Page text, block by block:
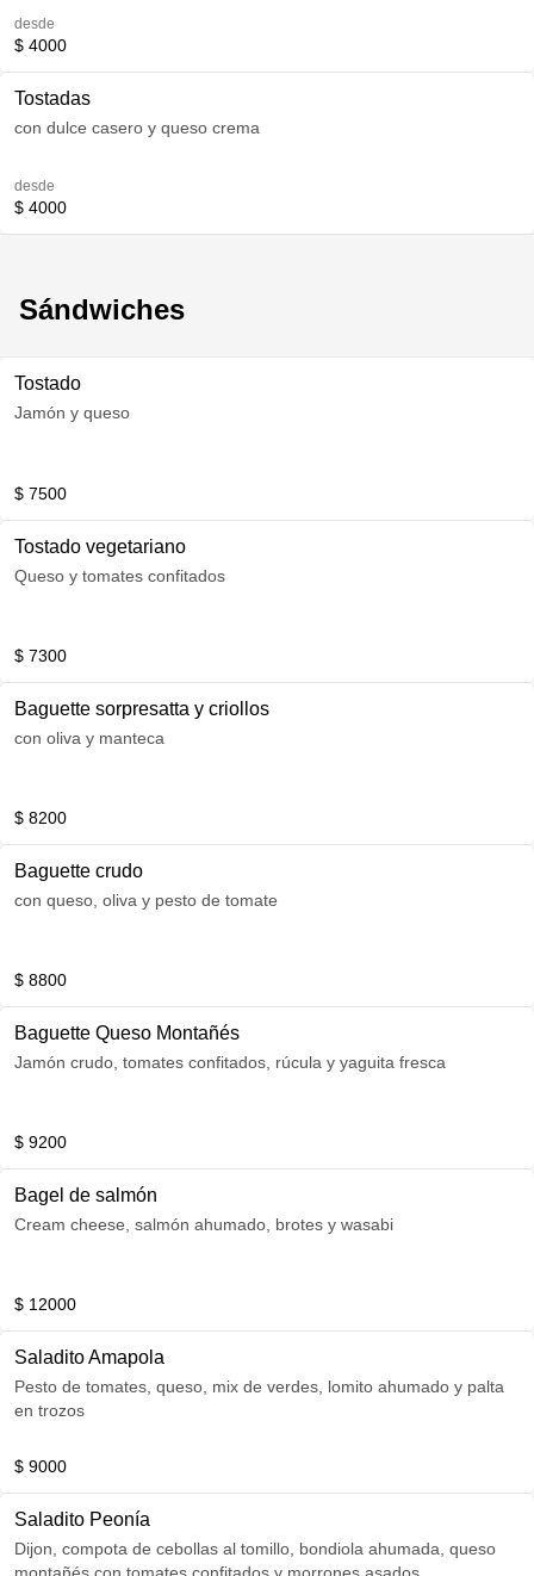
desde
$ 4000
Tostadas
con dulce casero y queso crema
desde
$ 4000
Sándwiches
Tostado
Jamón y queso
$ 7500
Tostado vegetariano
Queso y tomates confitados
$ 7300
Baguette sorpresatta y criollos
con oliva y manteca
$ 8200
Baguette crudo
con queso, oliva y pesto de tomate
$ 8800
Baguette Queso Montañés
Jamón crudo, tomates confitados, rúcula y yaguita fresca
$ 9200
Bagel de salmón
Cream cheese, salmón ahumado, brotes y wasabi
$ 12000
Saladito Amapola
Pesto de tomates, queso, mix de verdes, lomito ahumado y palta
en trozos
$ 9000
Saladito Peonía
Dijon, compota de cebollas al tomillo, bondiola ahumada, queso